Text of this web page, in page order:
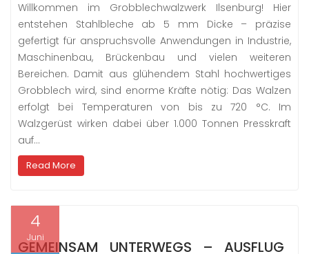
Willkommen im Grobblechwalzwerk Ilsenburg! Hier
entstehen Stahlbleche ab 5 mm Dicke – präzise
gefertigt für anspruchsvolle Anwendungen in Industrie,
Maschinenbau, Brückenbau und vielen weiteren
Bereichen. Damit aus glühendem Stahl hochwertiges
Grobblech wird, sind enorme Kräfte nötig: Das Walzen
erfolgt bei Temperaturen von bis zu 720 °C. Im
Walzgerüst wirken dabei über 1.000 Tonnen Presskraft
auf…
Read More
4
Juni
GEMEINSAM UNTERWEGS – AUSFLUG